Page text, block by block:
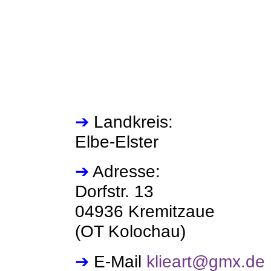
➔ Landkreis:
Elbe-Elster
➔ Adresse:
Dorfstr. 13
04936 Kremitzaue
(OT Kolochau)
➔ E-Mail klieart@gmx.de